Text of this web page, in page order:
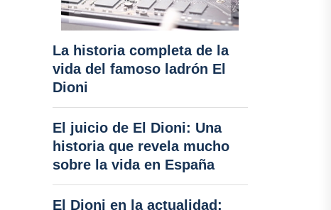
La historia completa de la
vida del famoso ladrón El
Dioni
El juicio de El Dioni: Una
historia que revela mucho
sobre la vida en España
El Dioni en la actualidad: